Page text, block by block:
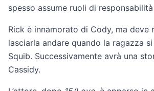
spesso assume ruoli di responsabilità
Rick è innamorato di Cody, ma deve
lasciarla andare quando la ragazza
Squib. Successivamente avrà una
Cassidy.